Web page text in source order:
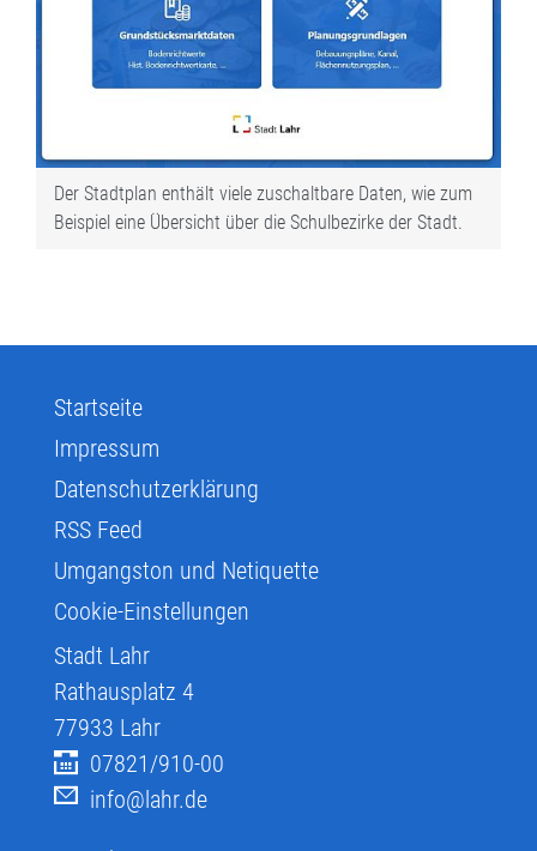
Der Stadtplan enthält viele zuschaltbare Daten, wie zum
Beispiel eine Übersicht über die Schulbezirke der Stadt.
Startseite
Impressum
Datenschutzerklärung
RSS Feed
Umgangston und Netiquette
Cookie-Einstellungen
Stadt Lahr
Rathausplatz 4
77933 Lahr
07821/910-00
info@lahr.de